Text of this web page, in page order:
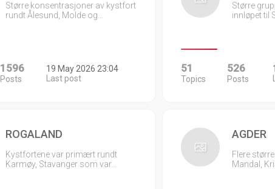
Større konsentrasjoner av kystfort
rundt Ålesund, Molde og…
1596
Posts
19 May 2026 23:04
Last post
Større
innløpet til
51
Topics
526
Posts
ROGALAND
Kystfortene var primært rundt
Karmøy, Stavanger som var…
AGDER
Flere
Mandal,